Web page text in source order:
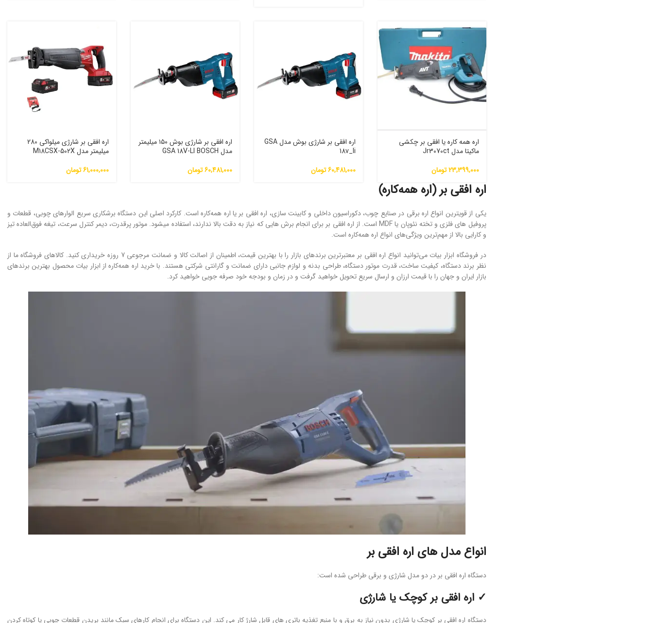
اره همه کاره یا افقی بر چکشی
ماکیتا مدل Jr3070ct
23,399,000 تومان
اره افقی بر شارژی بوش مدل GSA
18v_li
60,481,000تومان
اره افقی بر شارژی بوش ۱۵۰ میلیمتر
مدل GSA 18V-LI BOSCH
60,481,000تومان
اره افقی بر شارژی میلواکی 280
میلیمتر مدل M18CSX-502X
61,000,000تومان
اره افقی بر (اره همه‌کاره)
یکی از قویترین انواع اره برقی در صنایع چوب، دکوراسیون داخلی و کابینت سازی، اره افقی بر یا اره همه‌کاره است. کارکرد اصلی این دستگاه برشکاری سریع الوارهای چوبی، قطعات و
پروفیل های فلزی و تخته نئوپان یا MDF است. از اره افقی بر برای انجام برش ­هایی که نیاز به دقت بالا ندارند، استفاده می­شود. موتور پرقدرت، دیمر کنترل سرعت، تیغه فوق‌العاده تیز
و کارایی بالا از مهم‌ترین ویژگی‌های انواع اره همه‌کاره است.
در فروشگاه ابزار بیات می‌توانید انواع اره افقی بر معتبرترین برندهای بازار را با بهترین قیمت، اطمینان از اصالت کالا و ضمانت مرجوعی 7 روزه خریداری کنید. کالاهای فروشگاه ما از
نظر برند دستگاه، کیفیت ساخت، قدرت موتور دستگاه، طراحی بدنه و لوازم جانبی دارای ضمانت و گارانتی شرکتی هستند. با خرید اره همه‌کاره از ابزار بیات محصول بهترین برندهای
بازار ایران و جهان را با قیمت ارزان و ارسال سریع تحویل خواهید گرفت و در زمان و بودجه خود صرفه جویی خواهید کرد.
انواع مدل­ های اره افقی بر
دستگاه اره افقی بر در دو مدل شارژی و برقی طراحی شده است:
✓ اره افقی بر کوچک یا شارژی
دستگاه اره افقی بر کوچک یا شارژی بدون نیاز به برق و با منبع تغذیه باتری­ های قابل شارژ کار می کند. این دستگاه برای انجام کارهای سبک مانند بریدن قطعات چوبی یا کوتاه کردن